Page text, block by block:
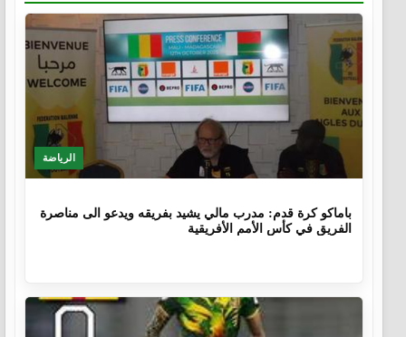
الرياضة
باماكو كرة قدم: مدرب مالي يشيد بفريقه ويدعو الى مناصرة
الفريق في كأس الأمم الأفريقية